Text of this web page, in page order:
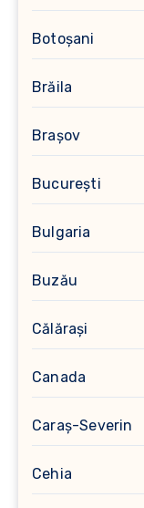
Botoșani
Brăila
Brașov
București
Bulgaria
Buzău
Călărași
Canada
Caraș-Severin
Cehia